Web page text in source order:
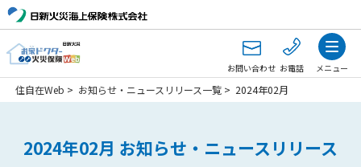
お問い合わせ お電話 メニュー
住自在Web > お知らせ・ニュースリリース一覧 > 2024年02月
2024年02月 お知らせ・ニュースリリース